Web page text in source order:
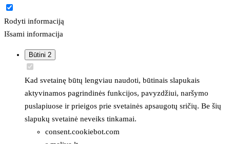
Rodyti informaciją
Išsami informacija
Būtini 2
Kad svetainę būtų lengviau naudoti, būtinais slapukais
aktyvinamos pagrindinės funkcijos, pavyzdžiui, naršymo
puslapiuose ir prieigos prie svetainės apsaugotų sričių. Be šių
slapukų svetainė neveiks tinkamai.
consent.cookiebot.com